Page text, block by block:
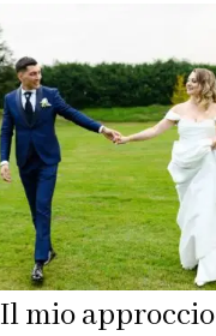
Il mio approccio